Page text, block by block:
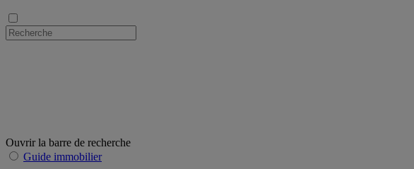
Ouvrir la barre de recherche
Guide immobilier